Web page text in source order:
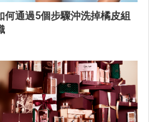
何通過5個步驟沖洗掉橘皮組